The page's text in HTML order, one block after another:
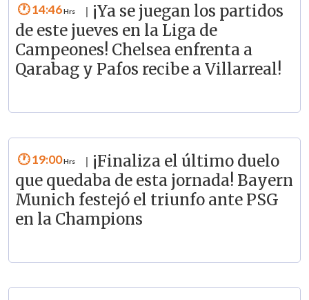
14:46
¡Ya se juegan los partidos
de este jueves en la Liga de
Campeones! Chelsea enfrenta a
Qarabag y Pafos recibe a Villarreal!
19:00
¡Finaliza el último duelo
que quedaba de esta jornada! Bayern
Munich festejó el triunfo ante PSG
en la Champions